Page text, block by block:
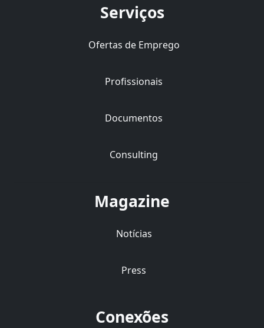
Serviços
Ofertas de Emprego
Profissionais
Documentos
Consulting
Magazine
Notícias
Press
Conexões